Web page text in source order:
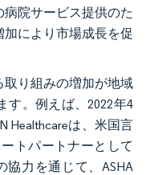
院サービス提供のた
により市場成長を促
り組みの増加が地域
す。例えば、2022年4
Healthcareは、米国言
トパートナーとして
協力を通じて、ASHA